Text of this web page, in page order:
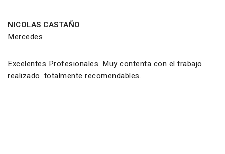
NICOLAS CASTAÑO
Mercedes
Excelentes Profesionales. Muy contenta con el trabajo
realizado. totalmente recomendables.